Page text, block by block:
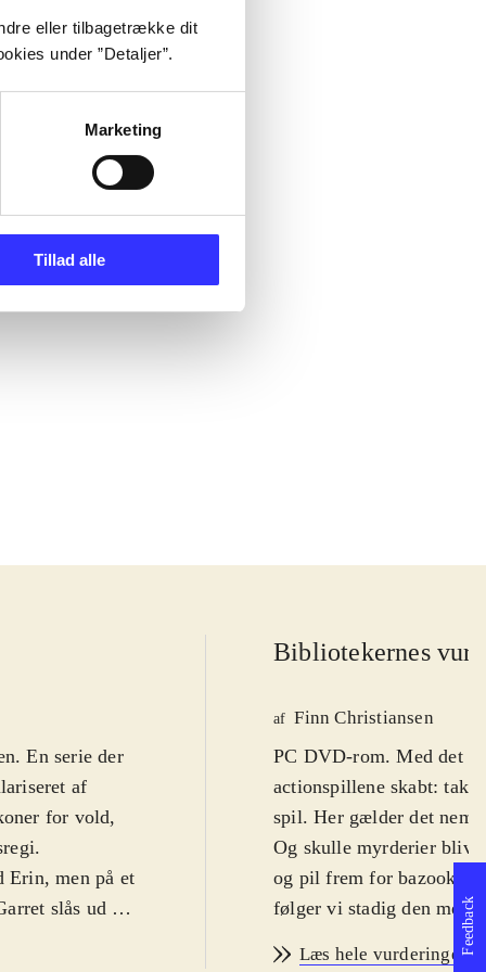
eller tilbagetrække dit
under ”Detaljer”.
Marketing
Tillad alle
En serie der
af
for vold,
.
Erin, men på et
slås ud af
Bibliotekernes
af Finn Christiansen
PC DVD-rom. Med det
actionspillene skabt:
spil. Her gælder det
Og skulle myrderier
og pil frem for
følger vi stadig den
magisk ædelsten.
Læs hele vurderingenFeedback